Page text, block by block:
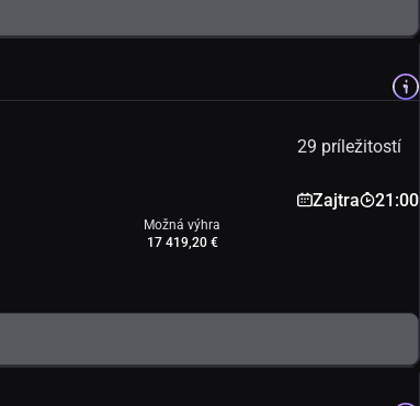
29 príležitostí
Zajtra 21:00
Možná výhra
17 419,20 €